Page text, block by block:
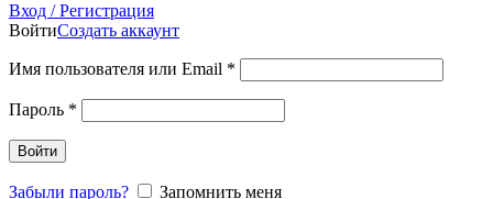
Вход / Регистрация
ВойтиСоздать аккаунт
Имя пользователя или Email *
Пароль *
Войти
Забыли пароль?
Запомнить меня